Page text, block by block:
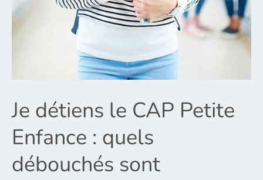
Je détiens le CAP Petite
Enfance : quels
débouchés sont